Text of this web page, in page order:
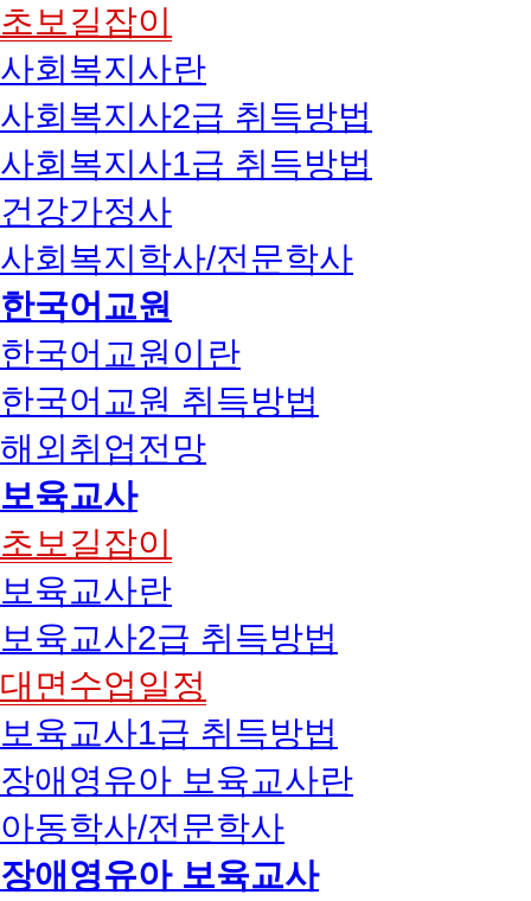
초보길잡이
사회복지사란
사회복지사2급 취득방법
사회복지사1급 취득방법
건강가정사
사회복지학사/전문학사
한국어교원
한국어교원이란
한국어교원 취득방법
해외취업전망
보육교사
초보길잡이
보육교사란
보육교사2급 취득방법
대면수업일정
보육교사1급 취득방법
장애영유아 보육교사란
아동학사/전문학사
장애영유아 보육교사